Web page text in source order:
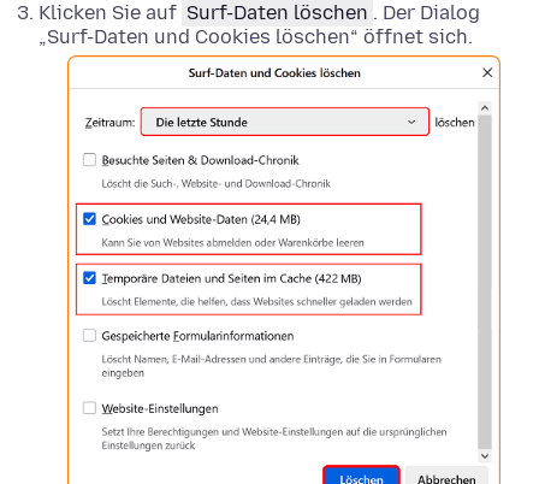
Klicken Sie auf Surf-Daten löschen . Der Dialog
„Surf-Daten und Cookies löschen“ öffnet sich.